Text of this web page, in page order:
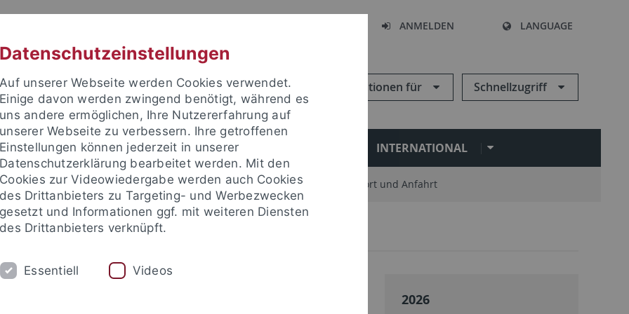
ANMELDEN LANGUAGE
Informationen für Schnellzugriff
STUDIUM FORSCHUNG EINRICHTUNGEN INTERNATIONAL
und Publikationen Campusleben Im Dialog Karriere Standort und Anfahrt
und Publikationen Pressemitteilungen
- Archiv 2026
Datenschutzeinstellungen
Auf unserer Webseite werden Cookies verwendet.
Einige davon werden zwingend benötigt, während es
uns andere ermöglichen, Ihre Nutzererfahrung auf
unserer Webseite zu verbessern. Ihre getroffenen
Einstellungen können jederzeit in unserer
Datenschutzerklärung bearbeitet werden. Mit den
Cookies zur Videowiedergabe werden auch Cookies
des Drittanbieters zu Targeting- und Werbezwecken
gesetzt und Informationen ggf. mit weiteren Diensten
des Drittanbieters verknüpft.
Essentiell Videos